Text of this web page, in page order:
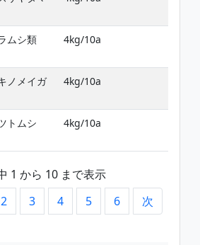
ムシ類 4kg/10a
ノメイガ 4kg/10a
トムシ 4kg/10a
1 から 10 まで表示
2 3 4 5 6 次